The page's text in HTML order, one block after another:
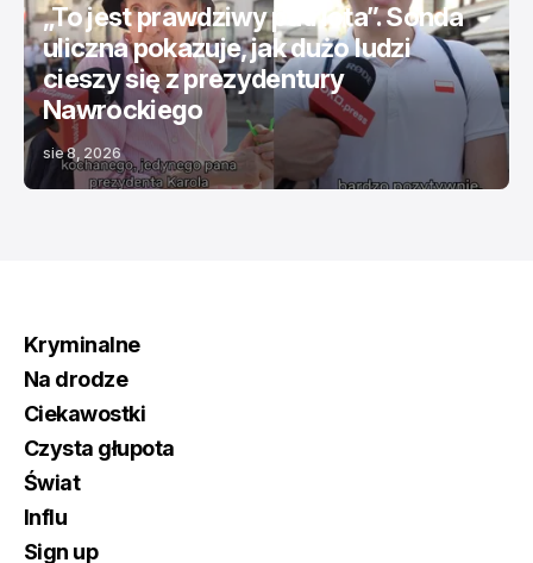
„To jest prawdziwy patriota”. Sonda
uliczna pokazuje, jak dużo ludzi
cieszy się z prezydentury
Nawrockiego
sie 8, 2026
Kryminalne
Na drodze
Ciekawostki
Czysta głupota
Świat
Influ
Sign up